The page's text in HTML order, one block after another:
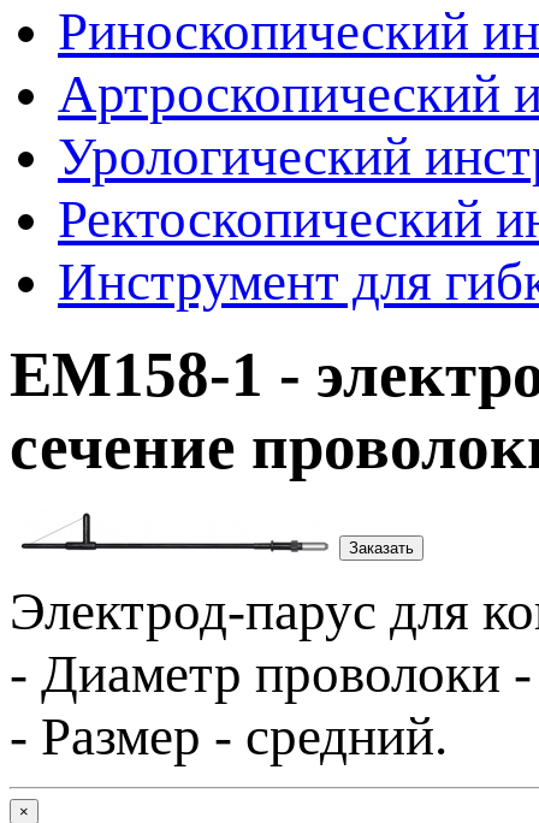
Риноскопический
Артроскопический
Урологический
Ректоскопический
Инструмент для
ЕМ158-1 -
сечение
Заказать
Электрод-парус для
- Диаметр проволоки
- Размер - средний.
×